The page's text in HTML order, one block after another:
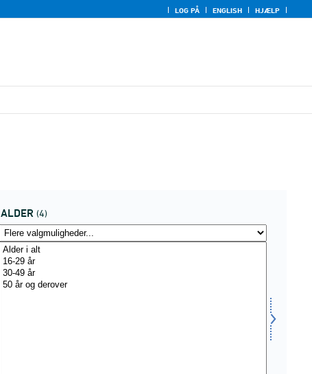
LOG PÅ ENGLISH HJÆLP
ALDER (4)